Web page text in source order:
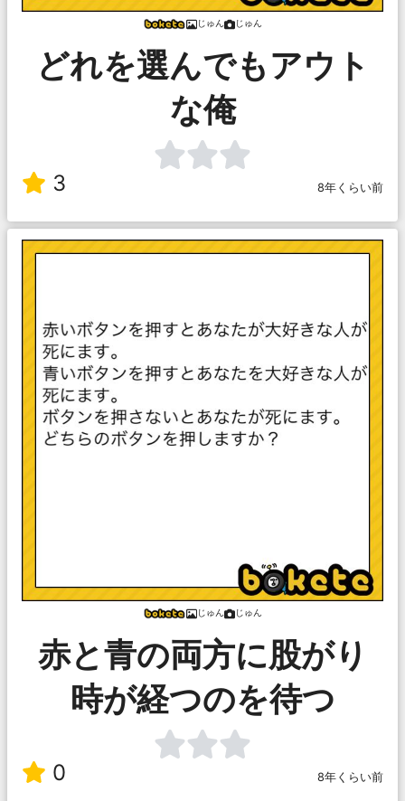
じゅん じゅん
どれを選んでもアウト
な俺
3 8年くらい前
じゅん じゅん
赤と青の両方に股がり
時が経つのを待つ
0 8年くらい前